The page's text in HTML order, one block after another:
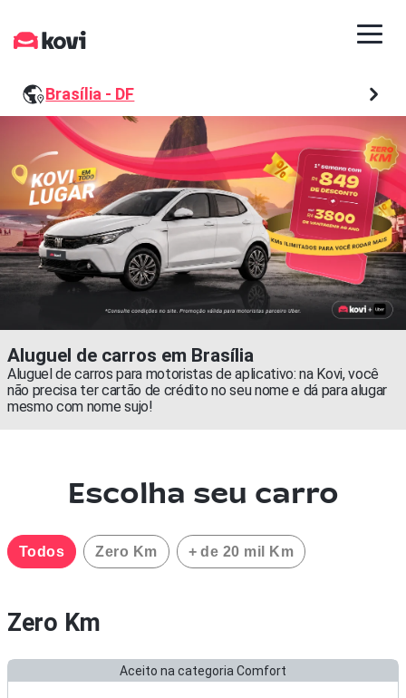
Brasília - DF
Aluguel de carros em Brasília
Aluguel de carros para motoristas de aplicativo: na Kovi, você
não precisa ter cartão de crédito no seu nome e dá para alugar
mesmo com nome sujo!
Escolha seu carro
Todos Zero Km + de 20 mil Km
Zero Km
Aceito na categoria Comfort